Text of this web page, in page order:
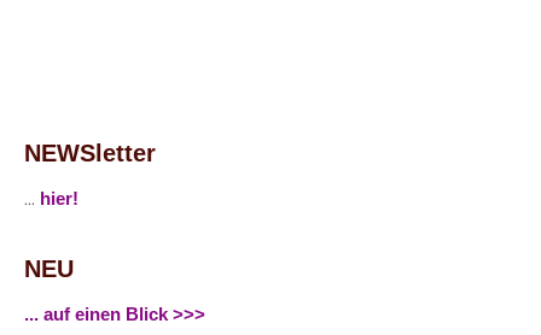
NEWSletter
... hier!
NEU
... auf einen Blick >>>